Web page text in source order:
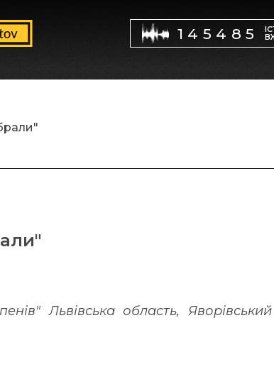
145485
Львівська область, Яворівський